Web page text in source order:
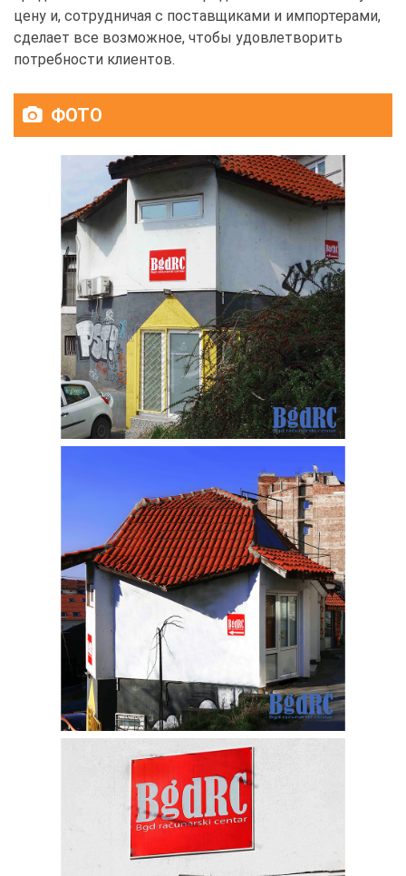
цену и, сотрудничая с поставщиками и импортерами,
сделает все возможное, чтобы удовлетворить
потребности клиентов.
ФОТО